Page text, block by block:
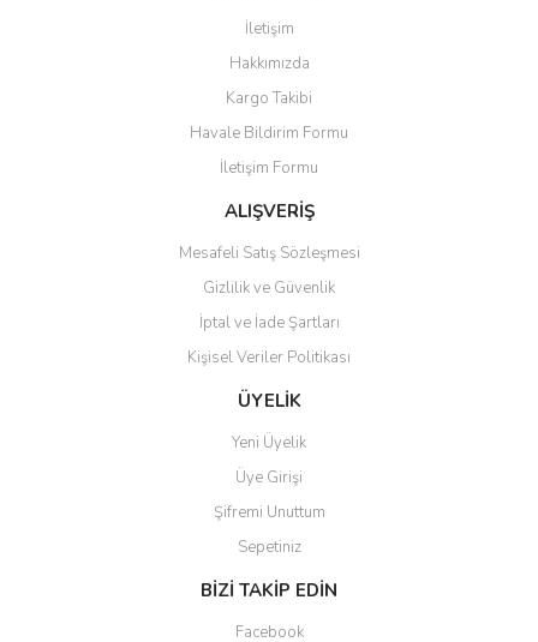
Ürün resmi kalitesiz, bozuk veya görüntülenemiyor.
Ürün açıklamasında eksik bilgiler bulunuyor.
Ürün bilgilerinde hatalar bulunuyor.
Ürün fiyatı diğer sitelerden daha pahalı.
Bu ürüne benzer farklı alternatifler olmalı.
Gönder
İletişim
Hakkımızda
Kargo Takibi
Havale Bildirim Formu
İletişim Formu
ALIŞVERİŞ
Mesafeli Satış Sözleşmesi
Gizlilik ve Güvenlik
İptal ve İade Şartları
Kişisel Veriler Politikası
ÜYELİK
Yeni Üyelik
Üye Girişi
Şifremi Unuttum
Sepetiniz
BİZİ TAKİP EDİN
Facebook